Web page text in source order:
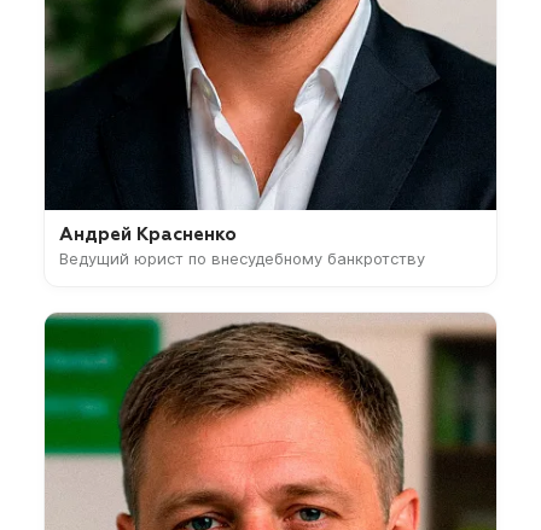
Андрей Красненко
Ведущий юрист по внесудебному банкротству